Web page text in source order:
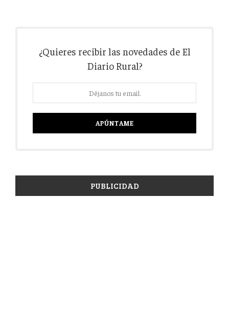
¿Quieres recibir las novedades de El
Diario Rural?
PUBLICIDAD